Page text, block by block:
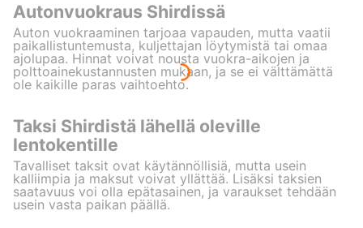
Autonvuokraus Shirdissä
Auton vuokraaminen tarjoaa vapauden, mutta vaatii
paikallistuntemusta, kuljettajan löytymistä tai omaa
ajolupaa. Hinnat voivat nousta vuokra-aikojen ja
polttoainekustannusten mukaan, ja se ei välttämättä
ole kaikille paras vaihtoehto.
Taksi Shirdistä lähellä oleville
lentokentille
Tavalliset taksit ovat käytännöllisiä, mutta usein
kalliimpia ja maksut voivat yllättää. Lisäksi taksien
saatavuus voi olla epätasainen, ja varaukset tehdään
usein vasta paikan päällä.